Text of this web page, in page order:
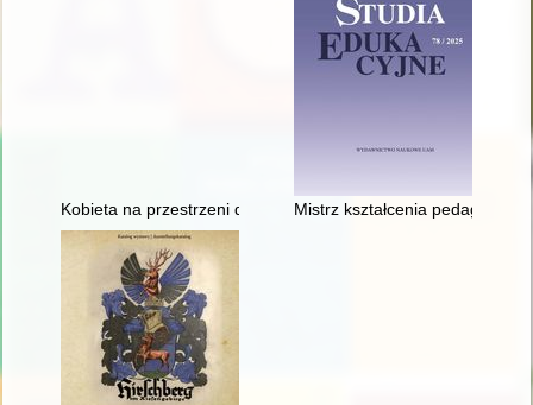
Kobieta na przestrzeni dziejów. T. 7Mistrz kształcenia